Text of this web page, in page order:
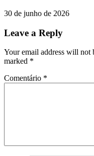
30 de junho de 2026
Leave a Reply
Your email address will not
marked *
Comentário *